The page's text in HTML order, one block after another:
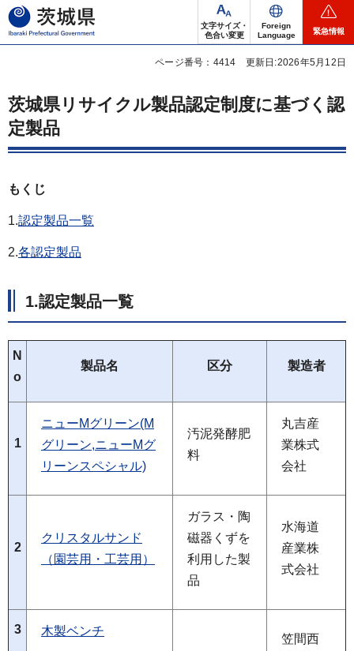
茨城県
文字サイズ・
色合い変更
Foreign
Language
緊急情報
ページ番号：4414 更新日:2026年5月12日
茨城県リサイクル製品認定制度に基づく認
定製品
もくじ
1.認定製品一覧
2.各認定製品
1.認定製品一覧
N
o
製品名 区分 製造者
1
ニューMグリーン(M
グリーン,ニューMグ
リーンスペシャル)
汚泥発酵肥
料
丸吉産
業株式
会社
2
クリスタルサンド
（園芸用・工芸用）
ガラス・陶
磁器くずを
利用した製
品
水海道
産業株
式会社
3 木製ベンチ
笠間西